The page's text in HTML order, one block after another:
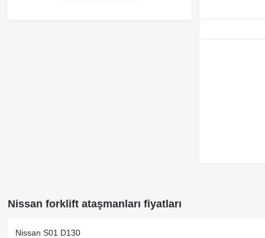
Nissan forklift ataşmanları fiyatları
Nissan S01 D130